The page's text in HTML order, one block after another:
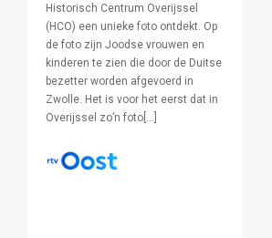
Historisch Centrum Overijssel
(HCO) een unieke foto ontdekt. Op
de foto zijn Joodse vrouwen en
kinderen te zien die door de Duitse
bezetter worden afgevoerd in
Zwolle. Het is voor het eerst dat in
Overijssel zo’n foto[…]